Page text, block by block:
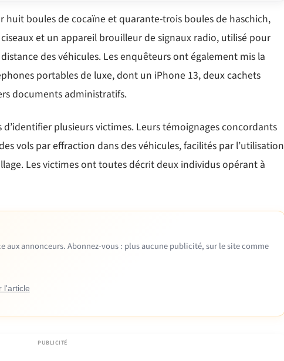
huit boules de cocaïne et quarante-trois boules de haschich,
et un appareil brouilleur de signaux radio, utilisé pour
des véhicules. Les enquêteurs ont également mis la
portables de luxe, dont un iPhone 13, deux cachets
documents administratifs.
plusieurs victimes. Leurs témoignages concordants
vols par effraction dans des véhicules, facilités par l’utilisation
Les victimes ont toutes décrit deux individus opérant à
aux annonceurs. Abonnez-vous : plus aucune publicité, sur le site comme
l'article